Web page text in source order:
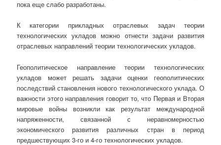
пока еще слабо разработаны.
К категории прикладных отраслевых задач теории
технологических укладов можно отнести задачи развития
отраслевых направлений теории технологических укладов.
Геополитическое направление теории технологических
укладов может решать задачи оценки геополитических
последствий становления нового технологического уклада. О
важности этого направления говорит то, что Первая и Вторая
мировые войны возникли как результат международной
напряженности, связанной с неравномерностью
экономического развития различных стран в период
предшествующих 3-го и 4-го технологических укладов.